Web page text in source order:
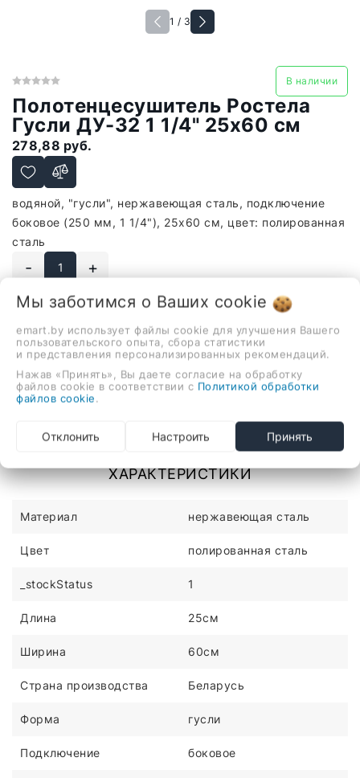
1 / 3
В наличии
Полотенцесушитель Ростела
Гусли ДУ-32 1 1/4" 25x60 см
278,88 руб.
водяной, "гусли", нержавеющая сталь, подключение
боковое (250 мм, 1 1/4"), 25x60 см, цвет: полированная
сталь
- +
В корзину
Описание Отзывы
водяной, "гусли", нержавеющая сталь, подключение
боковое (250 мм, 1 1/4"), 25x60 см, цвет: полированная
ХАРАКТЕРИСТИКИ
Материал нержавеющая сталь
Цвет полированная сталь
_stockStatus 1
Длина 25см
Ширина 60см
Страна производства Беларусь
Форма гусли
Подключение боковое
Мы заботимся о Ваших cookie
emart.by использует файлы cookie для улучшения Вашего
пользовательского опыта, сбора статистики
и представления персонализированных рекомендаций.
Нажав «Принять», Вы даете согласие на обработку
файлов cookie в соответствии с Политикой обработки
файлов cookie
Отклонить Настроить Принять